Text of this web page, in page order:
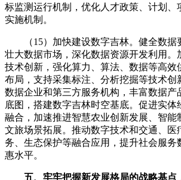
标监测运行机制，优化人才政策、计划、
实施机制。
（15）加快建设数字吉林。健全数据
壮大数据市场，深化数据资源开发利用。
技术创新，强化算力、算法、数据等高效
布局，支持采集标注、分析挖掘等技术创
数据企业和第三方服务机构，丰富数据产
底图，搭建数字吉林时空基底。促进实体
融合，加速推进智慧农业创新发展、智能
文旅场景拓展。推动数字技术和交通、医
务、生态保护等融合应用，提升社会服务
惠水平。
五、牢牢把握新发展格局的战略基点